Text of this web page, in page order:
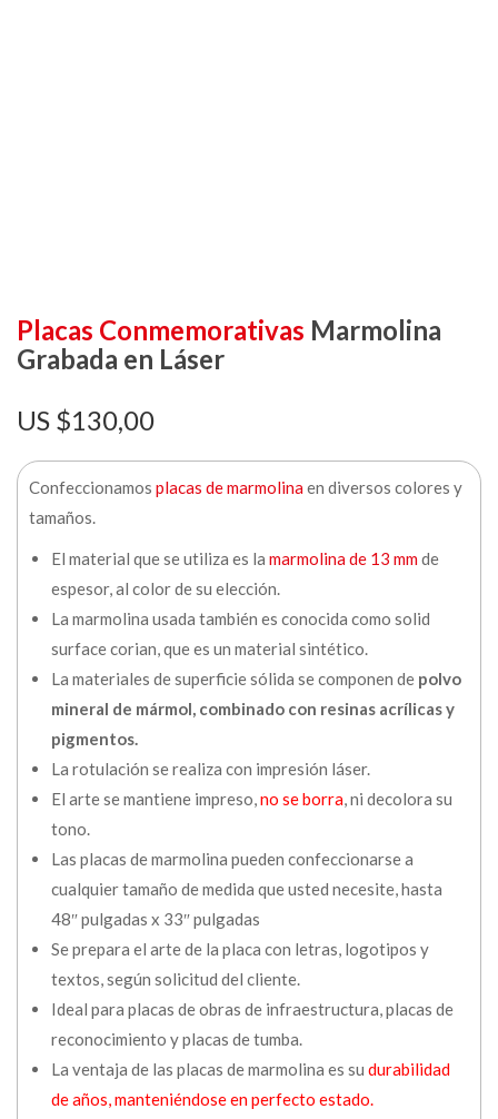
Placas Conmemorativas Marmolina
Grabada en Láser
$130,00
Confeccionamos placas de marmolinaen diversos colores y
tamaños.
El material que se utiliza es la marmolina de 13 mmde
espesor, al color de su elección.
La marmolina usada también es conocida como solid
surface corian, que es un material sintético.
La materiales de superficie sólida se componen de polvo
mineral de mármol, combinado con resinas acrílicas y
pigmentos.
La rotulación se realiza con impresión láser.
El arte se mantiene impreso,no se borra, ni decolora su
tono.
Las placas de marmolina pueden confeccionarse a
cualquier tamaño de medida que usted necesite, hasta
48″ pulgadas x 33″ pulgadas
Se prepara el arte de la placa con letras, logotipos y
textos, según solicitud del cliente.
Ideal para placas de obras de infraestructura, placas de
reconocimiento y placas de tumba.
La ventaja de las placas de marmolina es su durabilidad
de años, manteniéndose en perfecto estado.